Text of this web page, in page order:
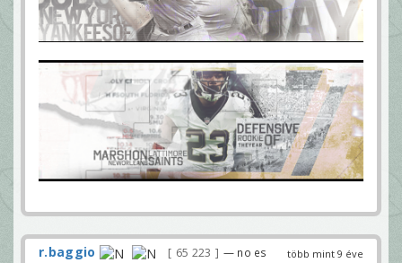
több mint 9 éve
r.baggio 65 223
— no es